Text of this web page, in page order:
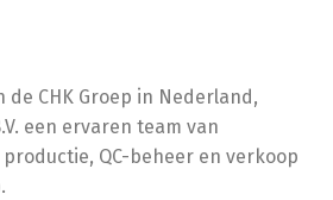
de CHK Groep in Nederland,
een ervaren team van
QC-beheer en verkoop